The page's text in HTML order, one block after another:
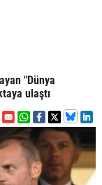
"Dünya
ulaştı